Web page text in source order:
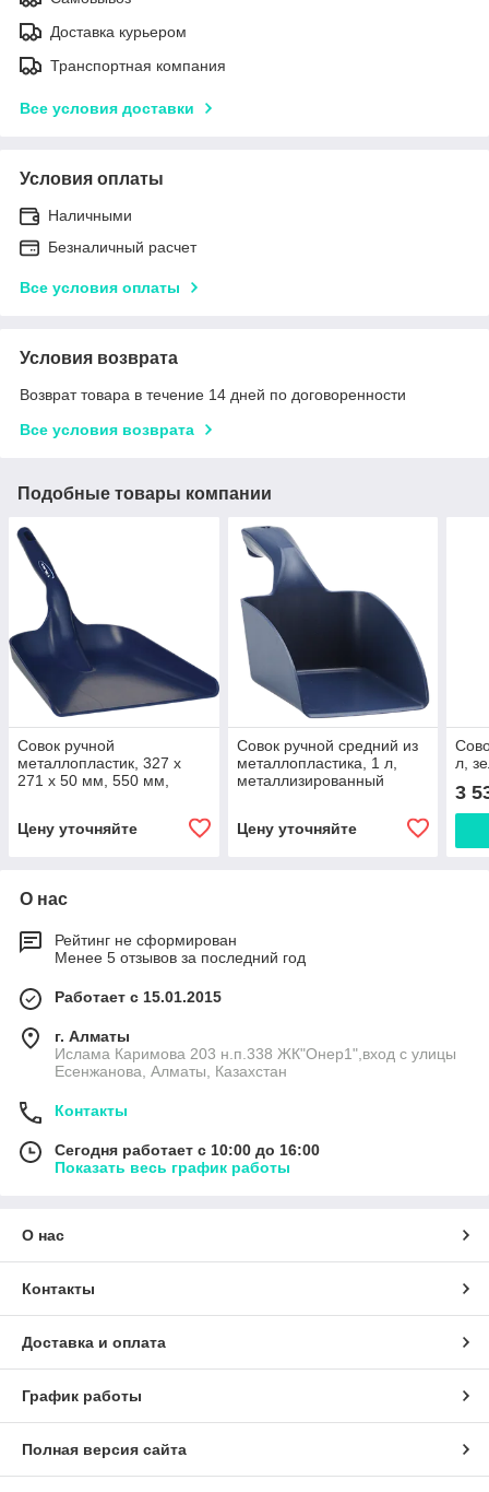
Доставка курьером
Транспортная компания
Все условия доставки
Условия оплаты
Наличными
Безналичный расчет
Все условия оплаты
Условия возврата
Возврат товара в течение 14 дней по договоренности
Все условия возврата
Подобные товары компании
Совок ручной
металлопластик, 327 x
271 x 50 мм, 550 мм,
Цену уточняйте
Совок ручной средний из
металлопластика, 1 л,
металлизированный
Цену уточняйте
л,
3
О нас
Рейтинг не сформирован
Менее 5 отзывов за последний год
Работает с 15.01.2015
г. Алматы
Ислама Каримова 203 н.п.338 ЖК"Онер1",вход с улицы
Есенжанова, Алматы, Казахстан
Контакты
Сегодня работает с 10:00 до 16:00
Показать весь график работы
О нас
Контакты
Доставка и оплата
График работы
Полная версия сайта